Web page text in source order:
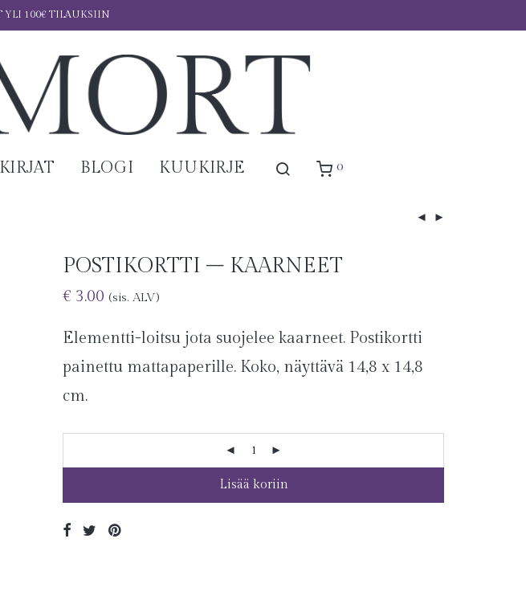
YLI 100€ TILAUKSIIN
KIRJAT BLOGI KUUKIRJE 0
POSTIKORTTI – KAARNEET
€ 3.00 (sis. ALV)
Elementti-loitsu jota suojelee kaarneet. Postikortti
painettu mattapaperille. Koko, näyttävä 14,8 x 14,8
cm.
Lisää koriin